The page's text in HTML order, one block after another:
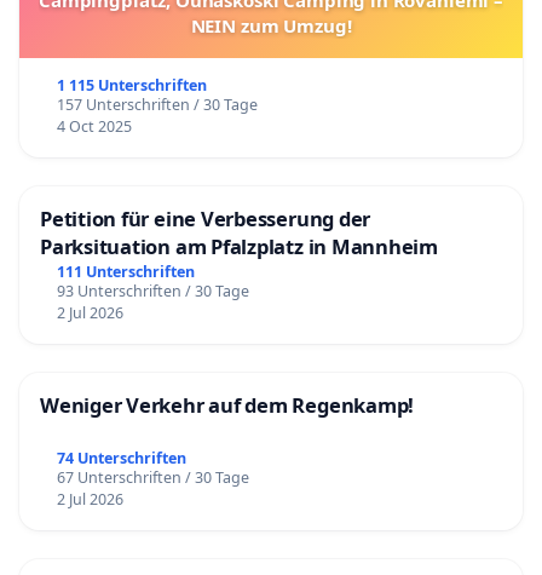
NEIN zum Umzug!
1 115 Unterschriften
157 Unterschriften / 30 Tage
4 Oct 2025
Petition für eine Verbesserung der
Parksituation am Pfalzplatz in Mannheim
111 Unterschriften
93 Unterschriften / 30 Tage
2 Jul 2026
Weniger Verkehr auf dem Regenkamp!
74 Unterschriften
67 Unterschriften / 30 Tage
2 Jul 2026